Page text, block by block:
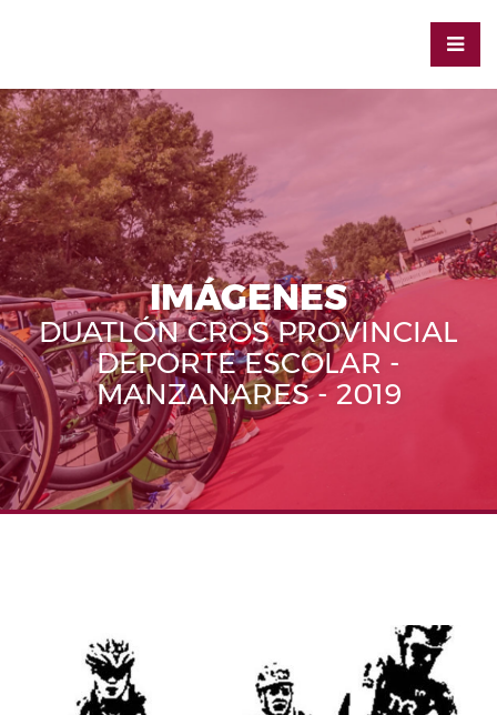
IMÁGENES
DUATLÓN CROS PROVINCIAL
DEPORTE ESCOLAR -
MANZANARES - 2019